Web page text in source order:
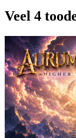
Veel 4